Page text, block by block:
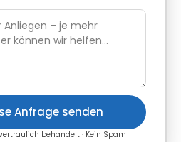
Anfrage senden
behandelt · Kein Spam